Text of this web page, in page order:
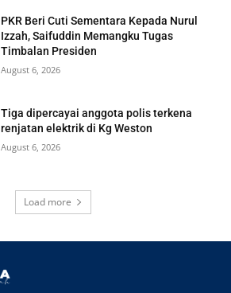
PKR Beri Cuti Sementara Kepada Nurul
Izzah, Saifuddin Memangku Tugas
Timbalan Presiden
August 6, 2026
Tiga dipercayai anggota polis terkena
renjatan elektrik di Kg Weston
August 6, 2026
Load more